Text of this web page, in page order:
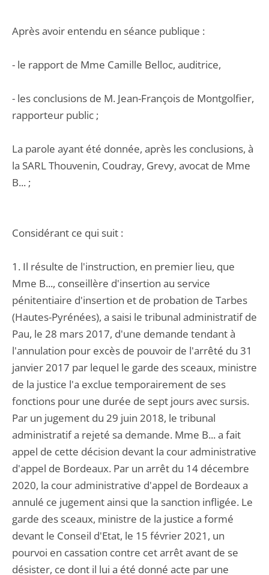
Après avoir entendu en séance publique :
- le rapport de Mme Camille Belloc, auditrice,
- les conclusions de M. Jean-François de Montgolfier,
rapporteur public ;
La parole ayant été donnée, après les conclusions, à
la SARL Thouvenin, Coudray, Grevy, avocat de Mme
B... ;
Considérant ce qui suit :
1. Il résulte de l'instruction, en premier lieu, que
Mme B..., conseillère d'insertion au service
pénitentiaire d'insertion et de probation de Tarbes
(Hautes-Pyrénées), a saisi le tribunal administratif de
Pau, le 28 mars 2017, d'une demande tendant à
l'annulation pour excès de pouvoir de l'arrêté du 31
janvier 2017 par lequel le garde des sceaux, ministre
de la justice l'a exclue temporairement de ses
fonctions pour une durée de sept jours avec sursis.
Par un jugement du 29 juin 2018, le tribunal
administratif a rejeté sa demande. Mme B... a fait
appel de cette décision devant la cour administrative
d'appel de Bordeaux. Par un arrêt du 14 décembre
2020, la cour administrative d'appel de Bordeaux a
annulé ce jugement ainsi que la sanction infligée. Le
garde des sceaux, ministre de la justice a formé
devant le Conseil d'Etat, le 15 février 2021, un
pourvoi en cassation contre cet arrêt avant de se
désister, ce dont il lui a été donné acte par une